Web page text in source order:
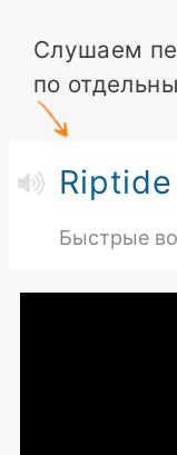
Слушаем
по
Riptide
Быстрые